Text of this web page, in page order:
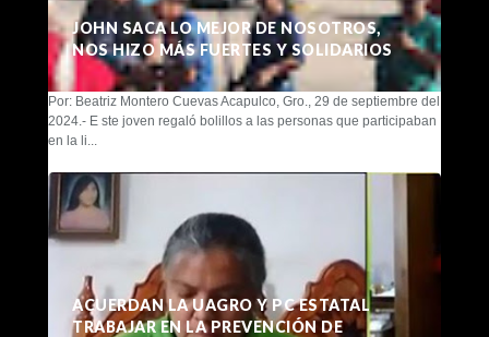
JOHN SACA LO MEJOR DE NOSOTROS,
NOS HIZO MÁS FUERTES Y SOLIDARIOS
Por: Beatriz Montero Cuevas Acapulco, Gro., 29 de septiembre del
2024.- E ste joven regaló bolillos a las personas que participaban
en la li...
ACUERDAN LA UAGRO Y PC ESTATAL
TRABAJAR EN LA PREVENCIÓN DE